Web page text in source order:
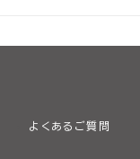
よくあるご質問